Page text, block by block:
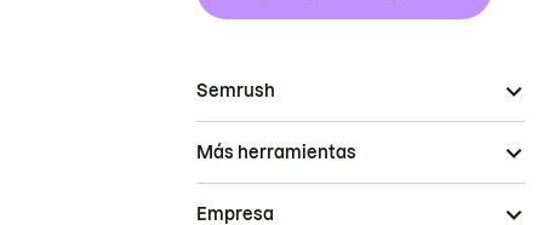
Semrush
Más herramientas
Empresa